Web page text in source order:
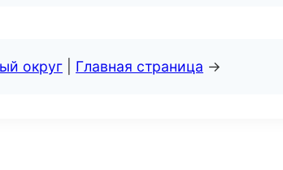
округ Главная страница →